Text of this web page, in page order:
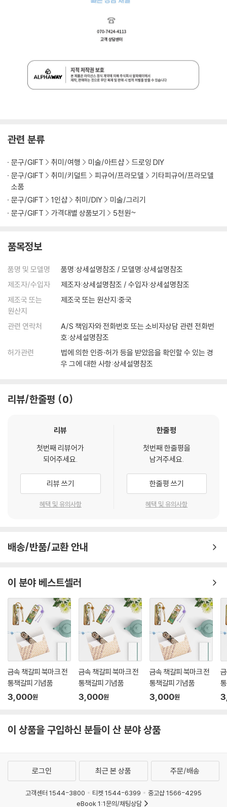
관련 분류
문구/GIFT 취미/여행 미술/아트샵
드로잉 DIY
문구/GIFT
취미/키덜트 피규어/프라모델
기타피규어/프라모델
소품
문구/GIFT
1인샵 취미/DIY
미술/그리기
문구/GIFT
가격대별 상품보기 5천원~
품목정보
품명 및 모델명
품명:상세설명참조 / 모델명:상세설명참조
제조자/수입자
제조자:상세설명참조 / 수입자:상세설명참조
제조국 또는
원산지
제조국 또는 원산지:중국
관련 연락처
A/S 책임자와 전화번호 또는 소비자상담 관련 전화번
호:상세설명참조
허가관련
법에 의한 인증·허가 등을 받았음을 확인할 수 있는 경
우 그에 대한 사항:상세설명참조
리뷰/한줄평 0
리뷰
첫번째 리뷰어가
되어주세요.
리뷰 쓰기
혜택 및 유의사항
한줄평
첫번째 한줄평을
남겨주세요.
한줄평 쓰기
혜택 및 유의사항
배송/반품/교환 안내
이 분야 베스트셀러
금속 책갈피 북마크 전
통책갈피 기념품
3,000원
금속 책갈피 북마크 전
통책갈피 기념품
3,000원
금속 책갈피 북마크 전
통책갈피 기념품
3,000원
이 상품을 구입하신 분들이 산 분야 상품
로그인 최근 본 상품 주문/배송
고객센터 1544-3800 티켓 1544-6399
중고샵 1566-4295
eBook 1:1문의/채팅상담